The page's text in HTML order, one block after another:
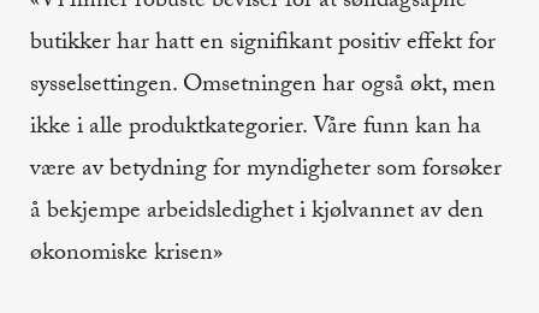
butikker har hatt en signifikant positiv effekt for
sysselsettingen. Omsetningen har også økt, men
ikke i alle produktkategorier. Våre funn kan ha
være av betydning for myndigheter som forsøker
å bekjempe arbeidsledighet i kjølvannet av den
økonomiske krisen»